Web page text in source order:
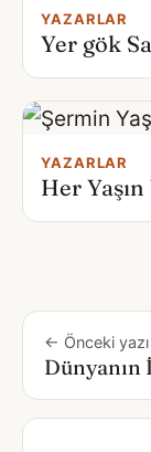
YAZARLAR
Yer gök
YAZARLAR
Her
← Önceki yazı
Dünyanın